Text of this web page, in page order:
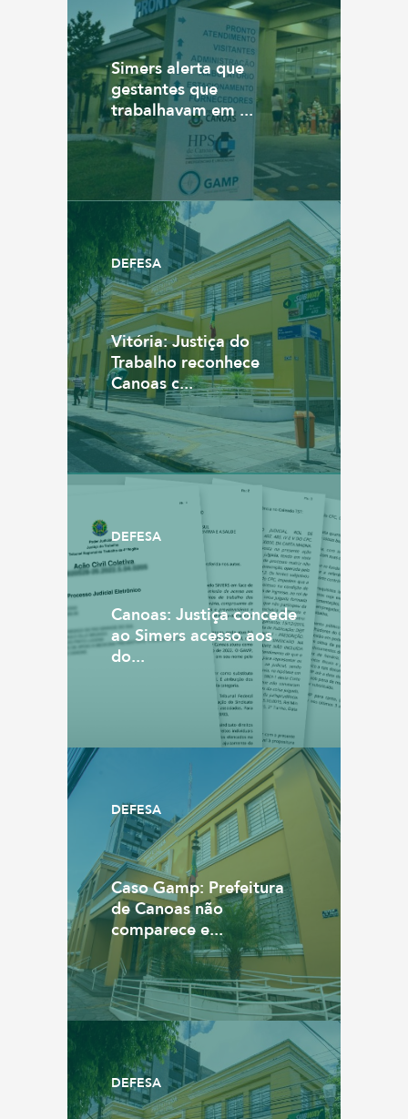
Simers alerta que
gestantes que
trabalhavam em ...
DEFESA
Vitória: Justiça do
Trabalho reconhece
Canoas c...
DEFESA
Canoas: Justiça concede
ao Simers acesso aos
do...
DEFESA
Caso Gamp: Prefeitura
de Canoas não
comparece e...
DEFESA